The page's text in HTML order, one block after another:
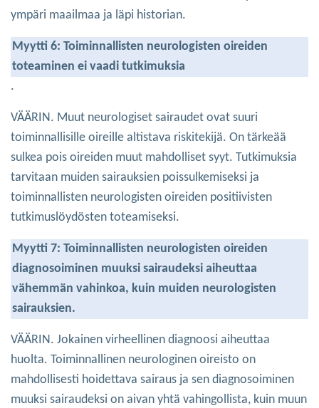
ympäri maailmaa ja läpi historian.
Myytti 6: Toiminnallisten neurologisten oireiden
toteaminen ei vaadi tutkimuksia
.
VÄÄRIN. Muut neurologiset sairaudet ovat suuri
toiminnallisille oireille altistava riskitekijä. On tärkeää
sulkea pois oireiden muut mahdolliset syyt. Tutkimuksia
tarvitaan muiden sairauksien poissulkemiseksi ja
toiminnallisten neurologisten oireiden positiivisten
tutkimuslöydösten toteamiseksi.
Myytti 7: Toiminnallisten neurologisten oireiden
diagnosoiminen muuksi sairaudeksi aiheuttaa
vähemmän vahinkoa, kuin muiden neurologisten
sairauksien.
VÄÄRIN. Jokainen virheellinen diagnoosi aiheuttaa
huolta. Toiminnallinen neurologinen oireisto on
mahdollisesti hoidettava sairaus ja sen diagnosoiminen
muuksi sairaudeksi on aivan yhtä vahingollista, kuin muun